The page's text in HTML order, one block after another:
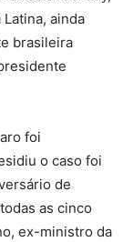
ainda
brasileira
foi
o caso foi
de
as cinco
ex-ministro da